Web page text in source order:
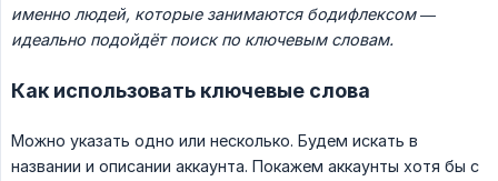
именно людей, которые занимаются бодифлексом —
идеально подойдёт поиск по ключевым словам.
Как использовать ключевые слова
Можно указать одно или несколько. Будем искать в
названии и описании аккаунта. Покажем аккаунты хотя бы с